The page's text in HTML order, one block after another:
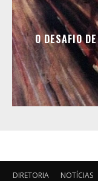
O DESAFIO
DIRETORIA NOTÍCIAS